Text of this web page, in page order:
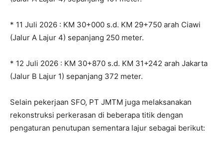
* 11 Juli 2026 : KM 30+000 s.d. KM 29+750 arah Ciawi
(Jalur A Lajur 4) sepanjang 250 meter.
* 12 Juli 2026 : KM 30+870 s.d. KM 31+242 arah Jakarta
(Jalur B Lajur 1) sepanjang 372 meter.
Selain pekerjaan SFO, PT JMTM juga melaksanakan
rekonstruksi perkerasan di beberapa titik dengan
pengaturan penutupan sementara lajur sebagai berikut: